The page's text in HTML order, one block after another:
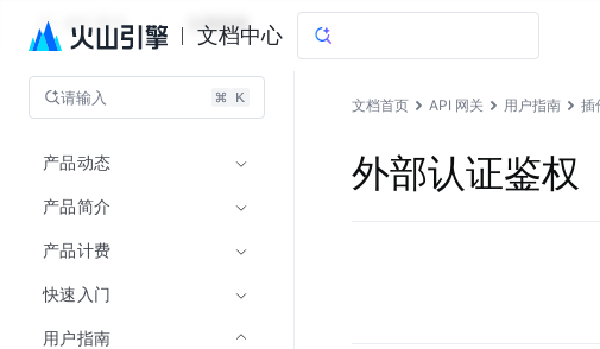
文档中心
API 网关 文档指南
请输入
产品动态
产品简介
产品计费
快速入门
用户指南
文档首页 API 网关 用户指南 插
外部认证鉴权